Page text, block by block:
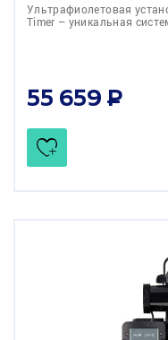
Ультрафиолетовая
Timer – уникальная
55 659